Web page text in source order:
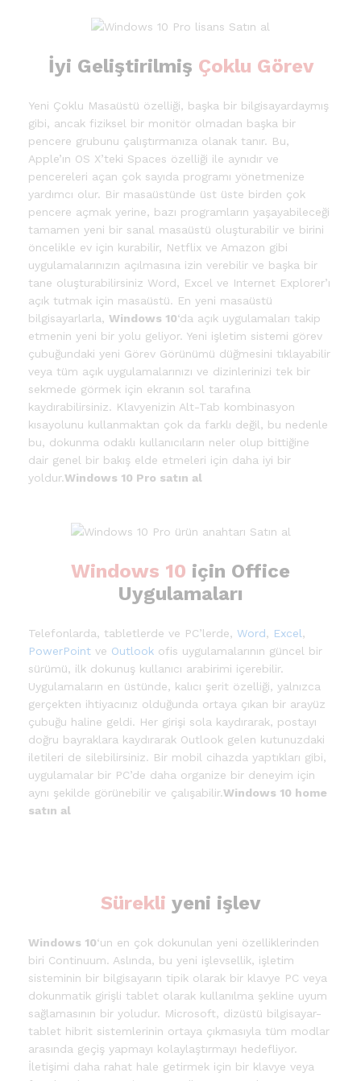
İyi Geliştirilmiş Çoklu Görev
Yeni Çoklu Masaüstü özelliği, başka bir bilgisayardaymış
gibi, ancak fiziksel bir monitör olmadan başka bir
pencere grubunu çalıştırmanıza olanak tanır. Bu,
Apple’ın OS X’teki Spaces özelliği ile aynıdır ve
pencereleri açan çok sayıda programı yönetmenize
yardımcı olur. Bir masaüstünde üst üste birden çok
pencere açmak yerine, bazı programların yaşayabileceği
tamamen yeni bir sanal masaüstü oluşturabilir ve birini
öncelikle ev için kurabilir, Netflix ve Amazon gibi
uygulamalarınızın açılmasına izin verebilir ve başka bir
tane oluşturabilirsiniz Word, Excel ve Internet Explorer’ı
açık tutmak için masaüstü. En yeni masaüstü
bilgisayarlarla, Windows 10‘da açık uygulamaları takip
etmenin yeni bir yolu geliyor. Yeni işletim sistemi görev
çubuğundaki yeni Görev Görünümü düğmesini tıklayabilir
veya tüm açık uygulamalarınızı ve dizinlerinizi tek bir
sekmede görmek için ekranın sol tarafına
kaydırabilirsiniz. Klavyenizin Alt-Tab kombinasyon
kısayolunu kullanmaktan çok da farklı değil, bu nedenle
bu, dokunma odaklı kullanıcıların neler olup bittiğine
dair genel bir bakış elde etmeleri için daha iyi bir
yoldur.Windows 10 Pro satın al
Windows 10 için Office
Uygulamaları
Telefonlarda, tabletlerde ve PC’lerde, Word, Excel,
PowerPoint ve Outlook ofis uygulamalarının güncel bir
sürümü, ilk dokunuş kullanıcı arabirimi içerebilir.
Uygulamaların en üstünde, kalıcı şerit özelliği, yalnızca
gerçekten ihtiyacınız olduğunda ortaya çıkan bir arayüz
çubuğu haline geldi. Her girişi sola kaydırarak, postayı
doğru bayraklara kaydırarak Outlook gelen kutunuzdaki
iletileri de silebilirsiniz. Bir mobil cihazda yaptıkları gibi,
uygulamalar bir PC’de daha organize bir deneyim için
aynı şekilde görünebilir ve çalışabilir.Windows 10 home
satın al
Sürekli yeni işlev
Windows 10‘un en çok dokunulan yeni özelliklerinden
biri Continuum. Aslında, bu yeni işlevsellik, işletim
sisteminin bir bilgisayarın tipik olarak bir klavye PC veya
dokunmatik girişli tablet olarak kullanılma şekline uyum
sağlamasının bir yoludur. Microsoft, dizüstü bilgisayar-
tablet hibrit sistemlerinin ortaya çıkmasıyla tüm modlar
arasında geçiş yapmayı kolaylaştırmayı hedefliyor.
İletişimi daha rahat hale getirmek için bir klavye veya